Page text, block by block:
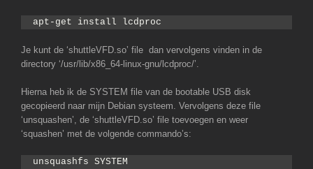
apt-get install lcdproc
Je kunt de ‘shuttleVFD.so’ file dan vervolgens vinden in de
directory ‘/usr/lib/x86_64-linux-gnu/lcdproc/’.
Hierna heb ik de SYSTEM file van de bootable USB disk
gecopieerd naar mijn Debian systeem. Vervolgens deze file
‘unsquashen’, de ‘shuttleVFD.so’ file toevoegen en weer
‘squashen’ met de volgende commando’s:
unsquashfs SYSTEM